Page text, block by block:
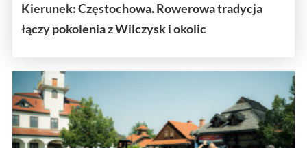
Kierunek: Częstochowa. Rowerowa tradycja
łączy pokolenia z Wilczysk i okolic